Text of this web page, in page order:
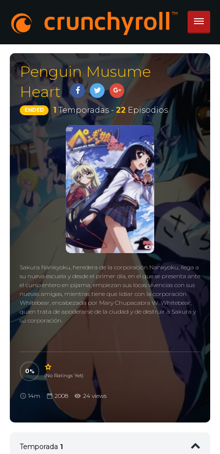
Penguin Musume
Heart
ENDED 1 Temporadas - 22 Episodios
Sakura Nankyoku, heredera de la corporación Nankyoku, llega a
su nueva escuela y desde el primer día, en el que se presenta ante
el curso entero en pijama, empiezan sus locas vivencias con sus
nuevas amigas, mientras tiene que lidiar con la corporación
Whitebear, encabezada por Mary Chupacabra W. Whitebear,
quien trata de apoderarse de la ciudad y de destruir a Sakura y
su corporación.
0
(No Ratings Yet)
14m 2008 24 views
Temporada 1